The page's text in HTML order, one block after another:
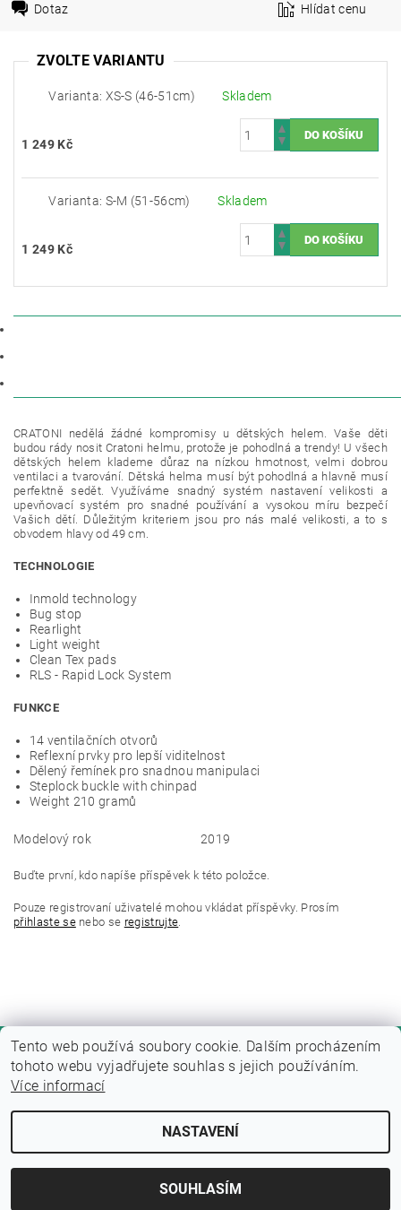
Dotaz Hlídat cenu
ZVOLTE VARIANTU
Varianta: XS-S (46-51cm) Skladem
1 249 Kč
Varianta: S-M (51-56cm) Skladem
1 249 Kč
CRATONI nedělá žádné kompromisy u dětských helem. Vaše děti
budou rády nosit Cratoni helmu, protože je pohodlná a trendy! U všech
dětských helem klademe důraz na nízkou hmotnost, velmi dobrou
ventilaci a tvarování. Dětská helma musí být pohodlná a hlavně musí
perfektně sedět. Využíváme snadný systém nastavení velikosti a
upevňovací systém pro snadné používání a vysokou míru bezpečí
Vašich dětí. Důležitým kriteriem jsou pro nás malé velikosti, a to s
obvodem hlavy od 49 cm.
TECHNOLOGIE
Inmold technology
Bug stop
Rearlight
Light weight
Clean Tex pads
RLS - Rapid Lock System
FUNKCE
14 ventilačních otvorů
Reflexní prvky pro lepší viditelnost
Dělený řemínek pro snadnou manipulaci
Steplock buckle with chinpad
Weight 210 gramů
Modelový rok 2019
Buďte první, kdo napíše příspěvek k této položce.
Pouze registrovaní uživatelé mohou vkládat příspěvky. Prosím
přihlaste senebo se registrujte.
2026 © Fitness zone, všechna práva vyhrazenaUpravit nastavení cookies
Vytvořil Shoptet
Tento web používá soubory cookie. Dalším procházením
tohoto webu vyjadřujete souhlas s jejich používáním.
Více informací
NASTAVENÍ
SOUHLASÍM